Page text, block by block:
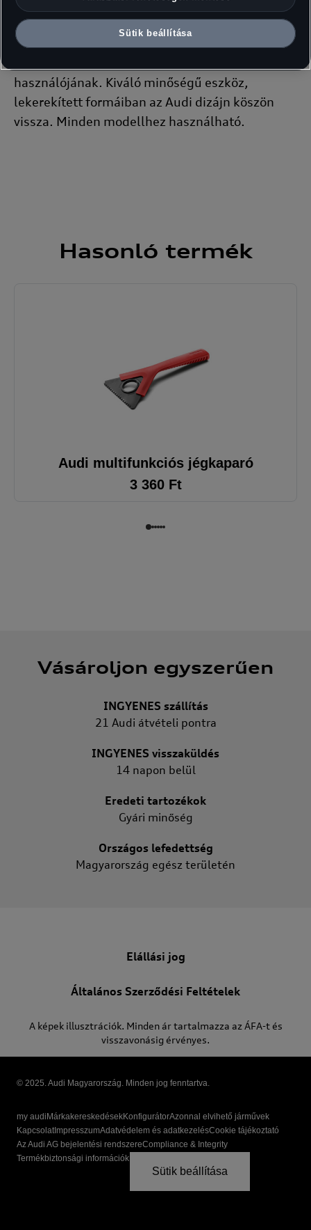
tisztítóberendzés került beépítésre. A bélelt,
vízálló kesztyű védi a kezet a hidegtől és
nedvességtől. A feltűnő, fényvisszaverő csíkok a
használójának. Kiváló minőségű eszköz,
lekerekített formáiban az Audi dizájn köszön
vissza. Minden modellhez használható.
Hasonló termék
Audi multifunkciós jégkaparó
3 360Ft
Vásároljon egyszerűen
INGYENES szállítás
21 Audi átvételi pontra
INGYENES visszaküldés
14 napon belül
Eredeti tartozékok
Gyári minőség
Országos lefedettség
Magyarország egész területén
Elállási jog
Általános Szerződési Feltételek
A képek illusztrációk. Minden ár tartalmazza az ÁFA-t és
visszavonásig érvényes.
© 2025. Audi Magyarország. Minden jog fenntartva.
my audi MárkakereskedésekKonfigurátorAzonnal elvihető járművek
KapcsolatImpresszumAdatvédelem és adatkezelésCookie tájékoztató
Az Audi AG bejelentési rendszereCompliance & Integrity
Termékbiztonsági információk
Sütik beállítása
Sütik beállítása